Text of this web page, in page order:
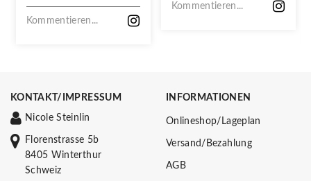
VERPASSEN!
Kommentieren...
Kommentieren...
KONTAKT/IMPRESSUM
Nicole Steinlin
Florenstrasse 5b
8405 Winterthur
Schweiz
INFORMATIONEN
Onlineshop/Lageplan
Versand/Bezahlung
AGB